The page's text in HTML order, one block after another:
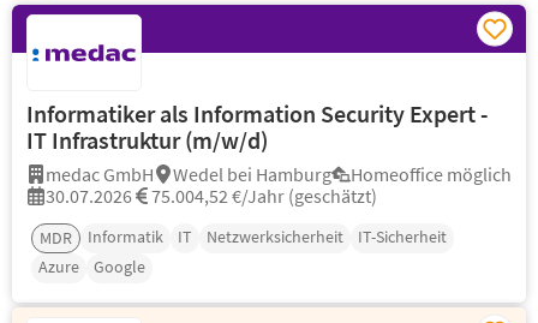
Informatiker als Information Security Expert -
IT Infrastruktur (m/w/d)
medac GmbH Wedel bei Hamburg
Homeoffice möglich
30.07.2026
75.004,52 €/Jahr (geschätzt)
MDR Informatik IT Netzwerksicherheit
IT-Sicherheit
Azure
Google